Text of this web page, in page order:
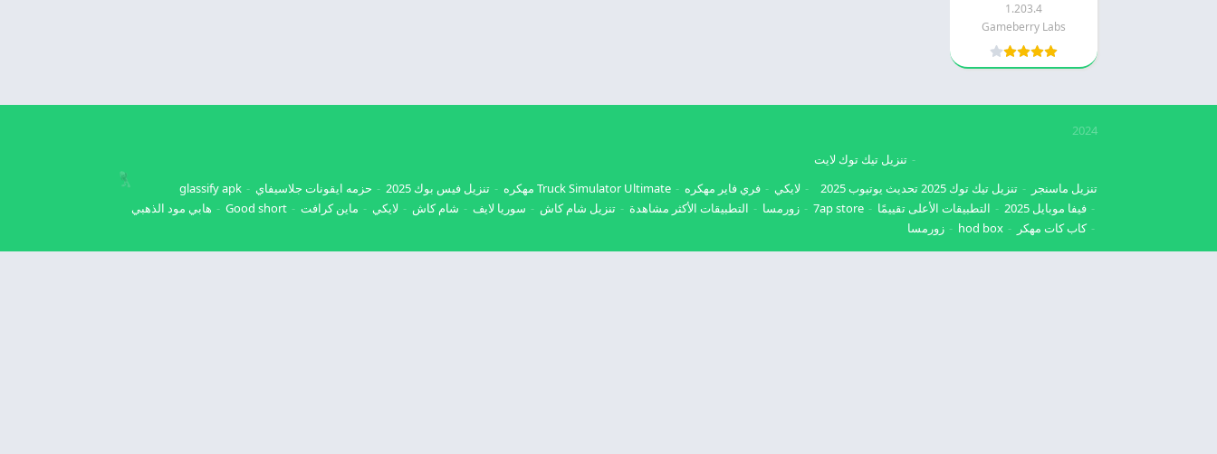
1.203.4
Gameberry Labs
2024
تنزيل ماسنجر تنزيل تيك توك 2025
تنزيل تيك توك لايت
تحديث يوتيوب 2025
لايكي فري فاير مهكره Truck Simulator Ultimate مهكره تنزيل فيس بوك 2025 حزمه ايقونات جلاسيفاي
glassify apk
فيفا موبايل 2025
التطبيقات الأعلى تقييمًا 7ap store زورمسا التطبيقات الأكثر مشاهدة تنزيل شام كاش سوريا لايف شام كاش لايكي ماين كرافت Good short
هابي مود الذهبي
كاب كات مهكر
hod box زورمسا